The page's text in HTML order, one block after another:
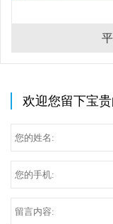
欢迎您留下宝